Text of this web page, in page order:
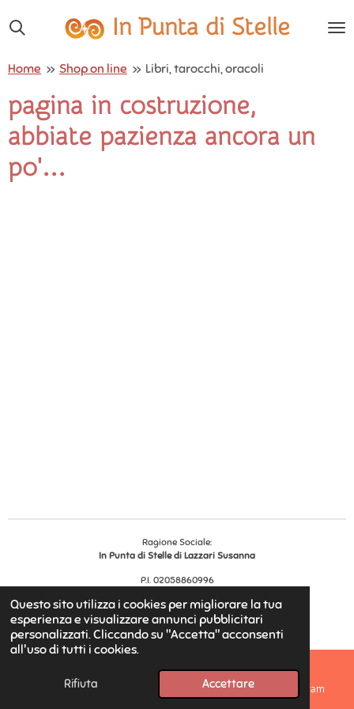
Questo sito utilizza i cookies per migliorare la tua
esperienza e visualizzare annunci pubblicitari
personalizzati. Cliccando su "Accetta" acconsenti
all'uso di tutti i cookies.
Rifiuta Accettare
Vai
al
principale
In Punta di Stelle
Home » Shop on line » Libri, tarocchi, oracoli
pagina in costruzione,
abbiate pazienza ancora un
po'...
Ragione Sociale:
In Punta di Stelle di Lazzari Susanna
P.I. 02058860996
© 2025 - 2026 In Punta di Stelle
Fornito da Webador
Mappa Instagram